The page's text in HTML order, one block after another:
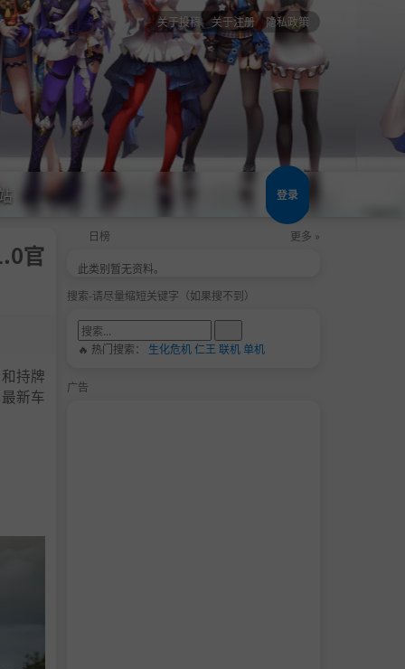
关于投稿 关于注册 隐私政策
登录
官
持牌
新车
日榜 更多 »
此类别暂无资料。
搜索-请尽量缩短关键字（如果搜不到）
🔥 热门搜索： 生化危机仁王 联机单机
广告